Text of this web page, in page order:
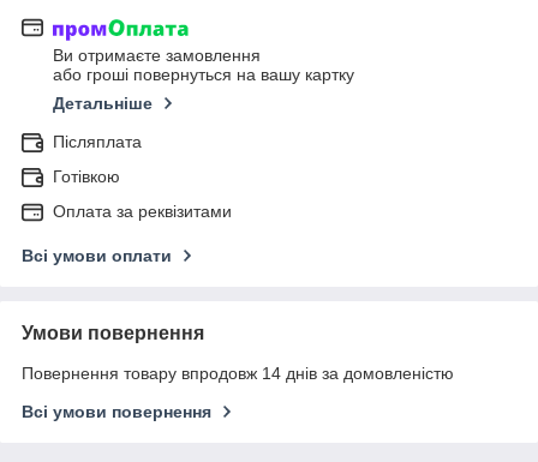
Ви отримаєте замовлення
або гроші повернуться на вашу картку
Детальніше
Післяплата
Готівкою
Оплата за реквізитами
Всі умови оплати
Умови повернення
Повернення товару впродовж 14 днів за домовленістю
Всі умови повернення